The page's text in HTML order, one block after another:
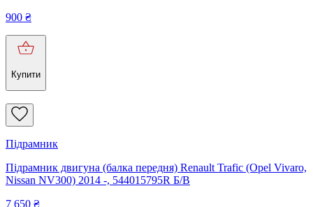
900 ₴
Купити
Підрамник
Підрамник двигуна (балка передня) Renault Trafic (Opel Vivaro,
Nissan NV300) 2014 -, 544015795R Б/В
7 650 ₴